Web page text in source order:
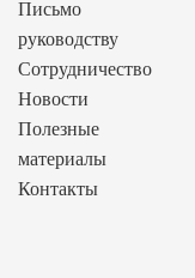
Письмо
руководству
Сотрудничество
Новости
Полезные
материалы
Контакты